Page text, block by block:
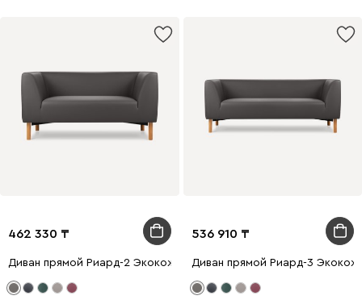
462 330
Диван прямой Риард-2 Экокожа Серый
536 910
Диван прямой Риард-3